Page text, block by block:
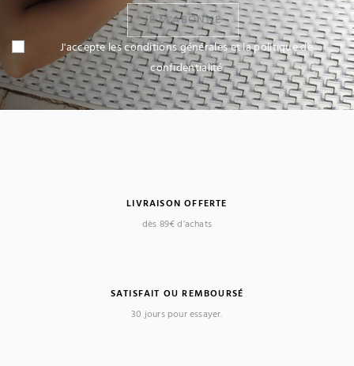
JE M'ABONNE
J'accepte les conditions générales et la politique de
confidentialité
LIVRAISON OFFERTE
dès 89€ d’achats
SATISFAIT OU REMBOURSÉ
30 jours pour essayer.